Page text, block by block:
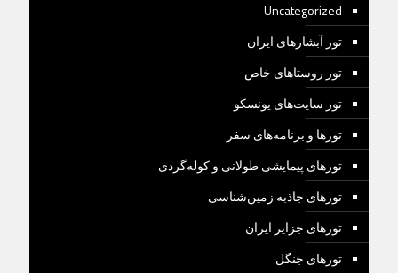
Uncategorized
تور آبشارهای ایران
تور روستاهای خاص
تور سایت‌های یونسکو
تورها و برنامه‌های سفر
تورهای پیمایشی طولانی و کوله‌گردی
تورهای جاذبه زمین‌شناسی
تورهای جزایر ایران
تورهای جنگل